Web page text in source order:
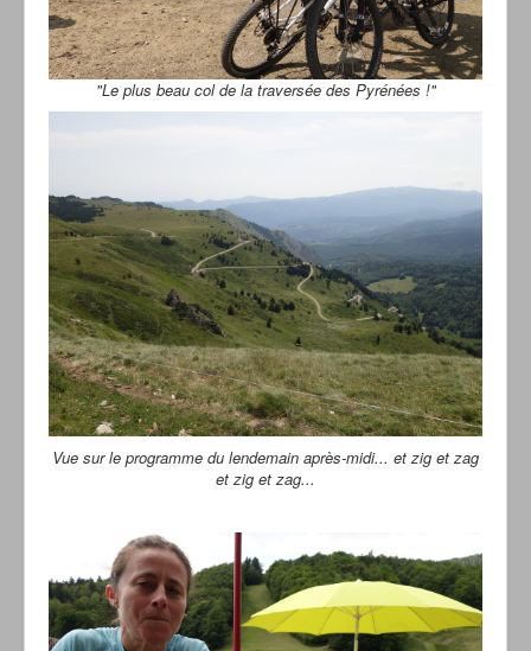
"Le plus beau col de la traversée des Pyrénées !"
Vue sur le programme du lendemain après-midi... et zig et zag
et zig et zag...